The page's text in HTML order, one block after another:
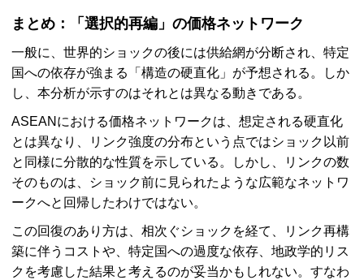
まとめ：「選択的再編」の価格ネットワーク
一般に、世界的ショックの後には供給網が分断され、特定
国への依存が強まる「構造の硬直化」が予想される。しか
し、本分析が示すのはそれとは異なる動きである。
ASEAN における価格ネットワークは、想定される硬直化
とは異なり、リンク強度の分布という点ではショック以前
と同様に分散的な性質を示している。しかし、リンクの数
そのものは、ショック前に見られたような広範なネットワ
ークへと回帰したわけではない。
この回復のあり方は、相次ぐショックを経て、リンク再構
築に伴うコストや、特定国への過度な依存、地政学的リス
クを考慮した結果と考えるのが妥当かもしれない。すなわ